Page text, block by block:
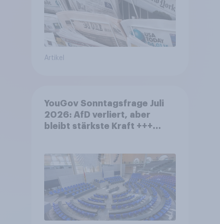
Artikel
YouGov Sonntagsfrage Juli
2026: AfD verliert, aber
bleibt stärkste Kraft +++